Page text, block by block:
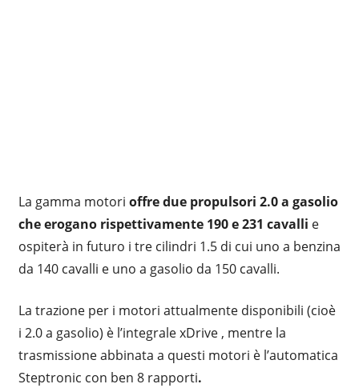
La gamma motori offre due propulsori 2.0 a gasolio
che erogano rispettivamente 190 e 231 cavalli e
ospiterà in futuro i tre cilindri 1.5 di cui uno a benzina
da 140 cavalli e uno a gasolio da 150 cavalli.
La trazione per i motori attualmente disponibili (cioè
i 2.0 a gasolio) è l’integrale xDrive , mentre la
trasmissione abbinata a questi motori è l’automatica
Steptronic con ben 8 rapporti.